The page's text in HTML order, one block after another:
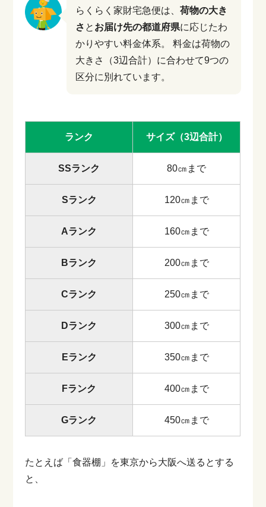
らくらく家財宅急便は、荷物の大き
さ と お届け先の都道府県に応じたわ
かりやすい料金体系。
料金は荷物の
大きさ（3辺合計）に合わせて9つの
区分に別れています。
ランク サイズ（3辺合計）
SSランク 80㎝まで
Sランク 120㎝まで
Aランク 160㎝まで
Bランク 200㎝まで
Cランク 250㎝まで
Dランク 300㎝まで
Eランク 350㎝まで
Fランク 400㎝まで
Gランク 450㎝まで
たとえば「食器棚」を東京から大阪へ送るとする
と、